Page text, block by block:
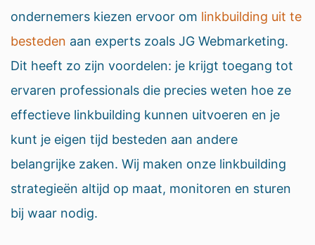
ondernemers kiezen ervoor om linkbuilding uit te
besteden aan experts zoals JG Webmarketing.
Dit heeft zo zijn voordelen: je krijgt toegang tot
ervaren professionals die precies weten hoe ze
effectieve linkbuilding kunnen uitvoeren en je
kunt je eigen tijd besteden aan andere
belangrijke zaken. Wij maken onze linkbuilding
strategieën altijd op maat, monitoren en sturen
bij waar nodig.